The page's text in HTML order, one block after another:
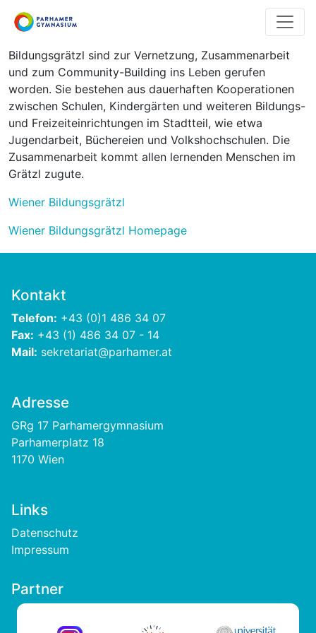
Direkt
zum
Bildungsgrätzl sind zur Vernetzung, Zusammenarbeit
und zum Community-Building ins Leben gerufen
worden. Sie bestehen aus dauerhaften Kooperationen
zwischen Schulen, Kindergärten und weiteren Bildungs-
und Freizeiteinrichtungen im Stadtteil, wie etwa
Jugendarbeit, Büchereien und Volkshochschulen. Die
Zusammenarbeit kommt allen lernenden Menschen im
Grätzl zugute.
Wiener Bildungsgrätzl
Wiener Bildungsgrätzl Homepage
Kontakt
Telefon: +43 (0)1 486 34 07
Fax: +43 (1) 486 34 07 - 14
Mail: sekretariat@parhamer.at
Adresse
GRg 17 Parhamergymnasium
Parhamerplatz 18
1170 Wien
Links
Footer
Datenschutz
Impressum
Partner